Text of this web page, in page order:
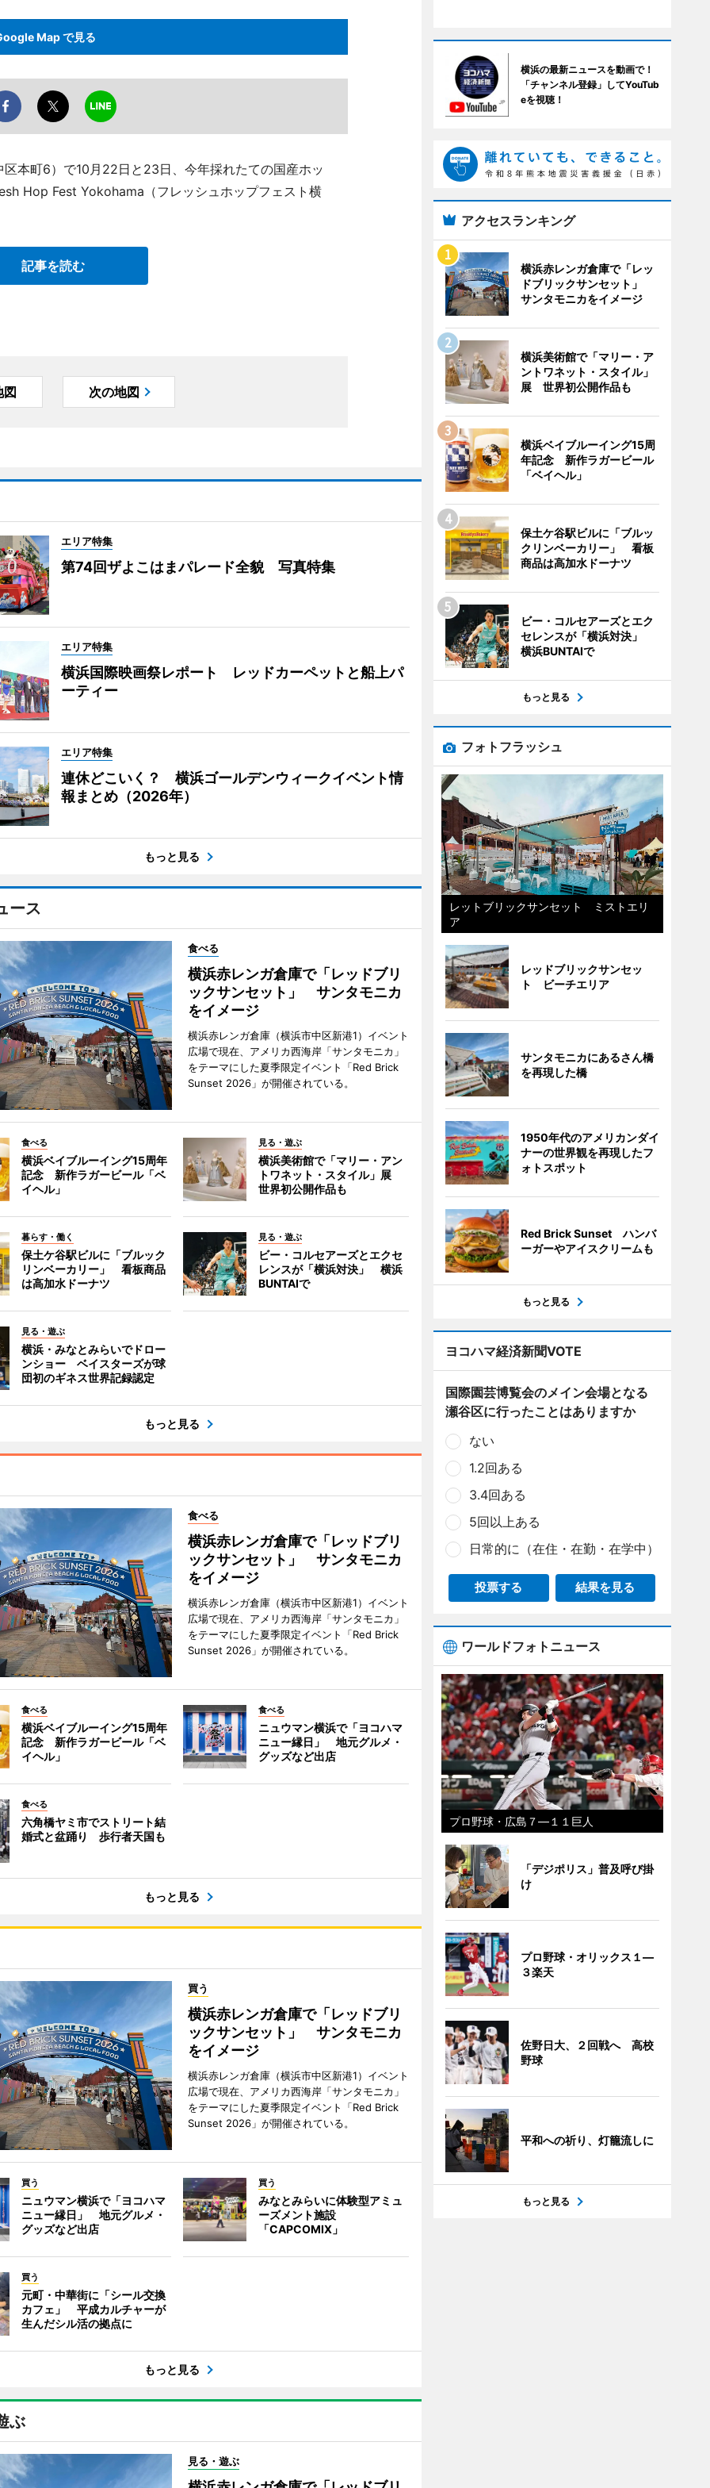
Map で見る
本町6）で10月22日と23日、今年採れたての国産ホッ
Hop Fest Yokohama（フレッシュホップフェスト横
記事を読む
図 次の地図
エリア特集
第74回ザよこはまパレード全貌 写真特集
エリア特集
横浜国際映画祭レポート レッドカーペットと船上パ
ーティー
エリア特集
連休どこいく？ 横浜ゴールデンウィークイベント情
報まとめ（2026年）
もっと見る
ース
食べる
横浜赤レンガ倉庫で「レッドブリ
ックサンセット」 サンタモニカ
をイメージ
横浜赤レンガ倉庫（横浜市中区新港1）イベント
広場で現在、アメリカ西海岸「サンタモニカ」
をテーマにした夏季限定イベント「Red Brick
Sunset 2026」が開催されている。
食べる
横浜ベイブルーイング15周年
記念 新作ラガービール「ベ
イヘル」
見る・遊ぶ
横浜美術館で「マリー・アン
トワネット・スタイル」展
世界初公開作品も
暮らす・働く
保土ケ谷駅ビルに「ブルック
リンベーカリー」 看板商品
は高加水ドーナツ
見る・遊ぶ
ビー・コルセアーズとエクセ
レンスが「横浜対決」 横浜
BUNTAIで
見る・遊ぶ
横浜・みなとみらいでドロー
ンショー ベイスターズが球
団初のギネス世界記録認定
もっと見る
食べる
横浜赤レンガ倉庫で「レッドブリ
ックサンセット」 サンタモニカ
をイメージ
横浜赤レンガ倉庫（横浜市中区新港1）イベント
広場で現在、アメリカ西海岸「サンタモニカ」
をテーマにした夏季限定イベント「Red Brick
Sunset 2026」が開催されている。
食べる
横浜ベイブルーイング15周年
記念 新作ラガービール「ベ
イヘル」
食べる
ニュウマン横浜で「ヨコハマ
ニュー縁日」 地元グルメ・
グッズなど出店
食べる
六角橋ヤミ市でストリート結
婚式と盆踊り 歩行者天国も
もっと見る
買う
横浜赤レンガ倉庫で「レッドブリ
ックサンセット」 サンタモニカ
をイメージ
横浜赤レンガ倉庫（横浜市中区新港1）イベント
広場で現在、アメリカ西海岸「サンタモニカ」
をテーマにした夏季限定イベント「Red Brick
Sunset 2026」が開催されている。
買う
ニュウマン横浜で「ヨコハマ
ニュー縁日」 地元グルメ・
グッズなど出店
買う
みなとみらいに体験型アミュ
ーズメント施設
「CAPCOMIX」
買う
元町・中華街に「シール交換
カフェ」 平成カルチャーが
生んだシル活の拠点に
もっと見る
ぶ
見る・遊ぶ
横浜の最新ニュースを動画で！
「チャンネル登録」してYouTub
eを視聴！
アクセスランキング
横浜赤レンガ倉庫で「レッ
ドブリックサンセット」
サンタモニカをイメージ
横浜美術館で「マリー・ア
ントワネット・スタイル」
展 世界初公開作品も
横浜ベイブルーイング15周
年記念 新作ラガービール
「ベイヘル」
保土ケ谷駅ビルに「ブルッ
クリンベーカリー」 看板
商品は高加水ドーナツ
ビー・コルセアーズとエク
セレンスが「横浜対決」
横浜BUNTAIで
もっと見る
フォトフラッシュ
レットブリックサンセット ミストエリ
ア
レッドブリックサンセッ
ト ビーチエリア
サンタモニカにあるさん橋
を再現した橋
1950年代のアメリカンダイ
ナーの世界観を再現したフ
ォトスポット
Red Brick Sunset ハンバ
ーガーやアイスクリームも
もっと見る
ヨコハマ経済新聞VOTE
国際園芸博覧会のメイン会場となる
瀬谷区に行ったことはありますか
ない
1.2回ある
3.4回ある
5回以上ある
日常的に（在住・在勤・在学中）
投票する 結果を見る
ワールドフォトニュース
プロ野球・広島７―１１巨人
「デジポリス」普及呼び掛
け
プロ野球・オリックス１―
３楽天
佐野日大、２回戦へ 高校
野球
平和への祈り、灯籠流しに
もっと見る